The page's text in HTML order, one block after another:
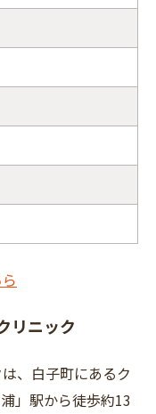
リニック
、白子町にあるク
」駅から徒歩約13